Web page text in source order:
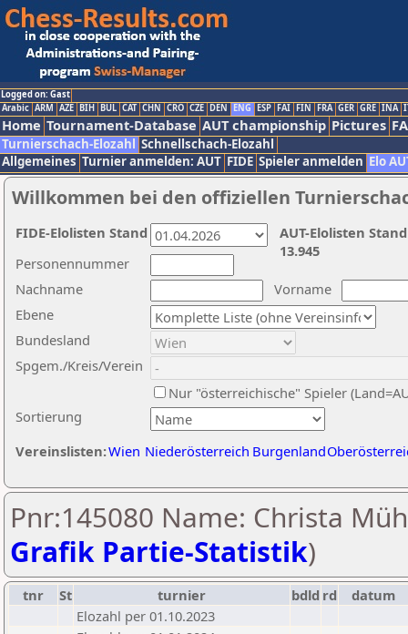
Logged on: Gast
Arabic ARM AZE BIH BUL CAT CHN CRO CZE DEN ENG ESP FAI FIN FRA GER GRE INA
Home Tournament-Database AUT championship Pictures
Turnierschach-Elozahl Schnellschach-Elozahl
Allgemeines Turnier anmelden: AUT FIDE Spieler anmelden Elo
Willkommen bei den offiziellen
Nachname
Vorname
Ebene
Sortierung
Personennummer
Bundesland
Spgem./Kreis/Verein
Nur "österreichische" Spieler
Vereinslisten:Wien Niederösterreich Burgenland
AUT-Elolisten
13.945
FIDE-Elolisten Stand
Pnr:145080 Name: Christa
Grafik Partie-Statistik)
tnr St turnier bdld rd
datum
Elozahl per 01.10.2023